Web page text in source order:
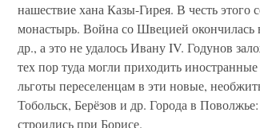
нашествие хана Казы-Гирея. В честь
монастырь. Война со Швецией
др., а это не удалось Ивану IV. Годунов
тех пор туда могли приходить
льготы переселенцам в эти новые,
Тобольск, Берёзов и др. Города в
строились при Борисе.